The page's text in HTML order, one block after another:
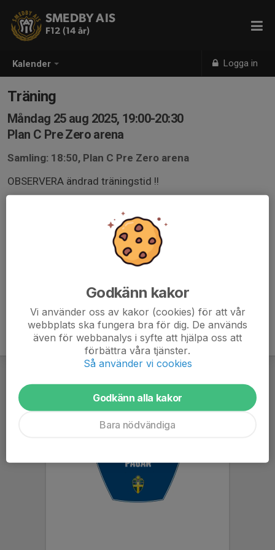
Kalender Logga in
SMEDBY AIS
F12 (14 år)
Träning
Måndag 25 aug 2025, 19:00-20:30
Plan C Pre Zero arena
Samling: 18:50, Plan C Pre Zero arena
OBSERVERA ändrad träningstid !!
(Gäller endast denna måndagen)
Godkänn kakor
Vi använder oss av kakor (cookies) för att vår
webbplats ska fungera bra för dig. De används
även för webbanalys i syfte att hjälpa oss att
förbättra våra tjänster.
Så använder vi cookies
Godkänn alla kakor
Bara nödvändiga